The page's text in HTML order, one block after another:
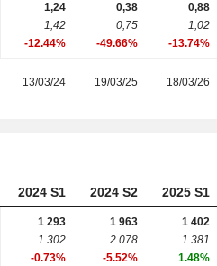
1,24
1,42
-12.44%
0,38
0,75
-49.66%
0,88
1,02
-13.74%
13/03/24 19/03/25 18/03/26
2024 S1 2024 S2 2025 S1
1 293
1 302
-0.73%
1 963
2 078
-5.52%
1 402
1 381
1.48%